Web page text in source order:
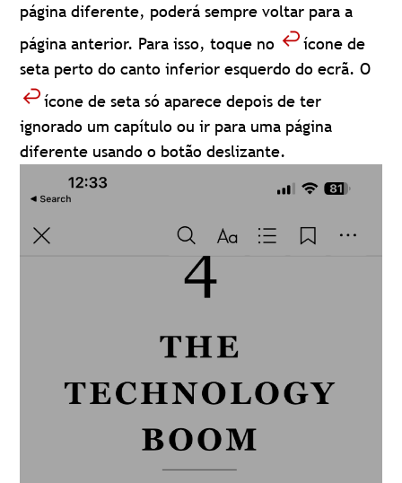
página diferente, poderá sempre voltar para a
página anterior. Para isso, toque no
ícone de
seta perto do canto inferior esquerdo do ecrã. O
ícone de seta só aparece depois de ter
ignorado um capítulo ou ir para uma página
diferente usando o botão deslizante.